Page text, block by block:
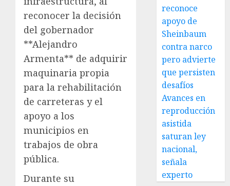
reconocer la decisión
del gobernador
**Alejandro
Armenta** de adquirir
maquinaria propia
para la rehabilitación
de carreteras y el
apoyo a los
municipios en
trabajos de obra
pública.
Durante su
reconoce
apoyo de
Sheinbaum
contra narco
pero advierte
que persisten
desafíos
Avances en
reproducción
asistida
saturan ley
nacional,
señala
experto